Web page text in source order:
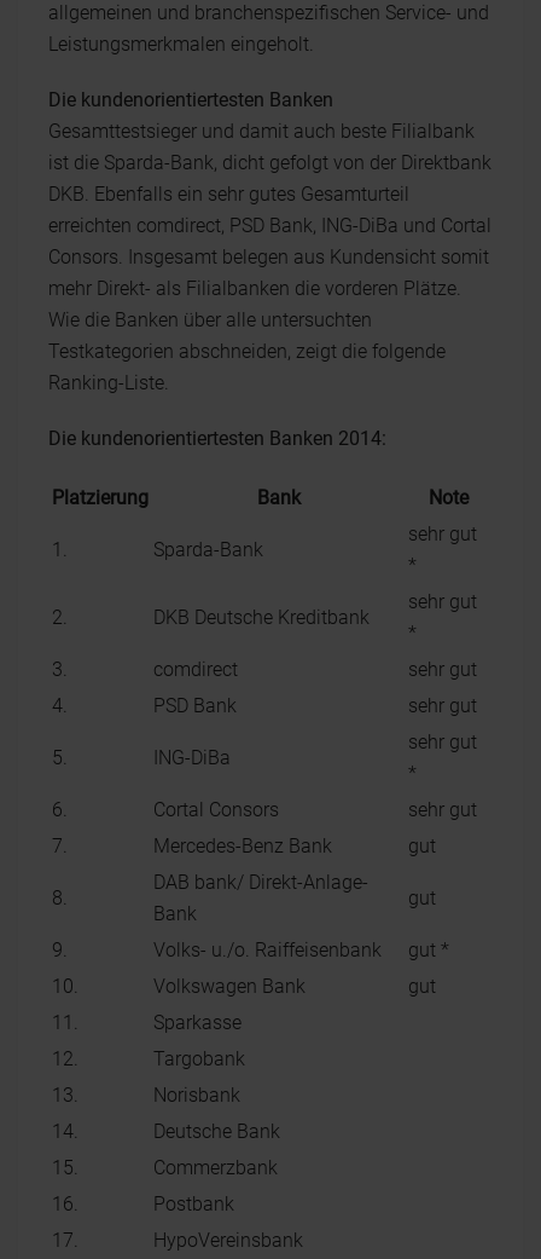
allgemeinen und branchenspezifischen Service- und
Leistungsmerkmalen eingeholt.
Die kundenorientiertesten Banken
Gesamttestsieger und damit auch beste Filialbank
ist die Sparda-Bank, dicht gefolgt von der Direktbank
DKB. Ebenfalls ein sehr gutes Gesamturteil
erreichten comdirect, PSD Bank, ING-DiBa und Cortal
Consors. Insgesamt belegen aus Kundensicht somit
mehr Direkt- als Filialbanken die vorderen Plätze.
Wie die Banken über alle untersuchten
Testkategorien abschneiden, zeigt die folgende
Ranking-Liste.
Die kundenorientiertesten Banken 2014:
Platzierung Bank Note
1. Sparda-Bank
sehr gut
*
2. DKB Deutsche Kreditbank
sehr gut
*
3.
comdirect
sehr gut
4.
PSD Bank sehr gut
5. ING-DiBa
sehr gut
*
6.
Cortal Consors
sehr gut
7.
Mercedes-Benz Bank gut
8.
DAB bank/ Direkt-Anlage-
Bank
gut
9. Volks- u./o. Raiffeisenbank
gut *
10.
Volkswagen Bank
gut
11.
Sparkasse
12.
Targobank
13.
Norisbank
14.
Deutsche Bank
15.
Commerzbank
16.
Postbank
17.
HypoVereinsbank